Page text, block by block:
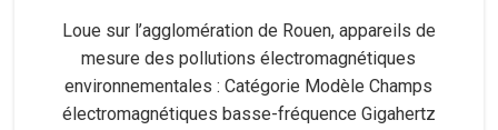
Loue sur l’agglomération de Rouen, appareils de
mesure des pollutions électromagnétiques
environnementales : Catégorie Modèle Champs
électromagnétiques basse-fréquence Gigahertz